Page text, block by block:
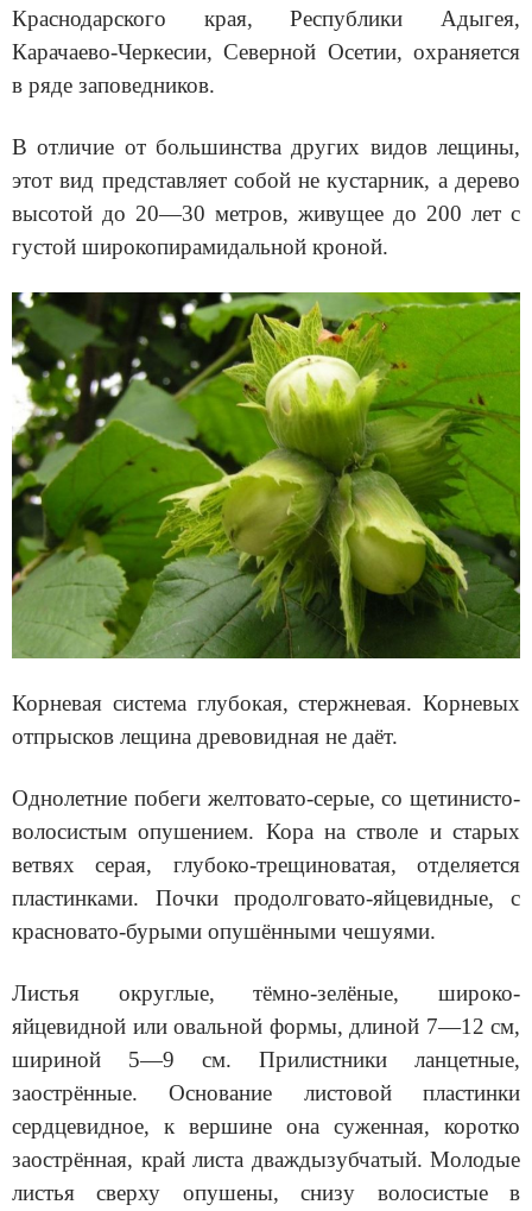
Краснодарского края, Республики Адыгея,
Карачаево-Черкесии, Северной Осетии, охраняется
в ряде заповедников.
В отличие от большинства других видов лещины,
этот вид представляет собой не кустарник, а дерево
высотой до 20—30 метров, живущее до 200 лет с
густой широкопирамидальной кроной.
Корневая система глубокая, стержневая. Корневых
отпрысков лещина древовидная не даёт.
Однолетние побеги желтовато-серые, со щетинисто-
волосистым опушением. Кора на стволе и старых
ветвях серая, глубоко-трещиноватая, отделяется
пластинками. Почки продолговато-яйцевидные, с
красновато-бурыми опушёнными чешуями.
Листья округлые, тёмно-зелёные, широко-
яйцевидной или овальной формы, длиной 7—12 см,
шириной 5—9 см. Прилистники ланцетные,
заострённые. Основание листовой пластинки
сердцевидное, к вершине она суженная, коротко
заострённая, край листа дваждызубчатый. Молодые
листья сверху опушены, снизу волосистые в